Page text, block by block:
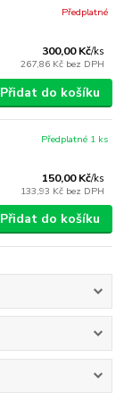
300,00 Kč/ks
267,86 Kč bez DPH
Předplatné
Přidat do košíku
150,00 Kč/ks
133,93 Kč bez DPH
Předplatné 1 ks
Přidat do košíku